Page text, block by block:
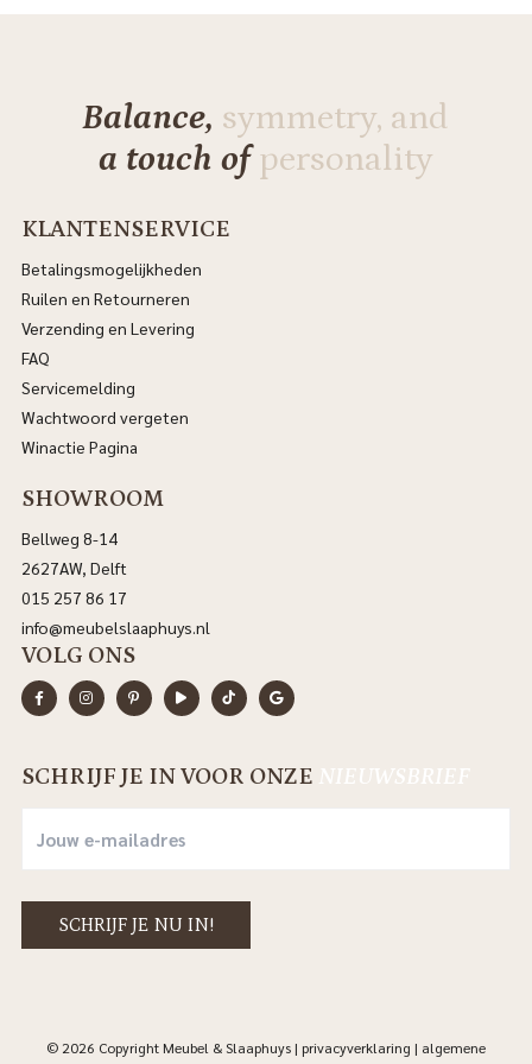
Balance, symmetry, and
a touch ofpersonality
KLANTENSERVICE
Betalingsmogelijkheden
Ruilen en Retourneren
Verzending en Levering
FAQ
Servicemelding
Wachtwoord vergeten
Winactie Pagina
SHOWROOM
Bellweg 8-14
2627AW, Delft
015 257 86 17
info@meubelslaaphuys.nl
VOLG ONS
SCHRIJF JE IN VOOR ONZE NIEUWSBRIEF
© 2026 Copyright Meubel & Slaaphuys | privacyverklaring | algemene